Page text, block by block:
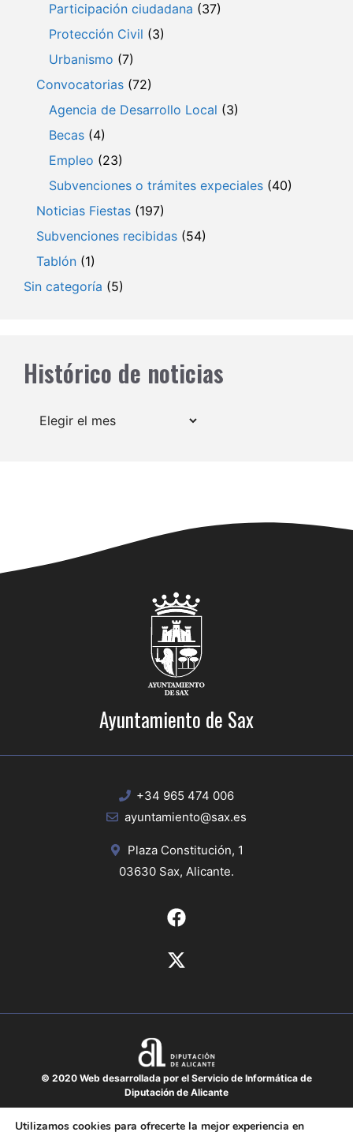
Participación ciudadana (37)
Protección Civil (3)
Urbanismo (7)
Convocatorias (72)
Agencia de Desarrollo Local (3)
Becas (4)
Empleo (23)
Subvenciones o trámites expeciales (40)
Noticias Fiestas (197)
Subvenciones recibidas (54)
Tablón (1)
Sin categoría (5)
Histórico de noticias
Archivos
Ayuntamiento de Sax
+34 965 474 006
ayuntamiento@sax.es
Plaza Constitución, 1
03630 Sax, Alicante.
© 2020 Web desarrollada por el Servicio de Informática de
Diputación de Alicante
Aviso legal
Utilizamos cookies para ofrecerte la mejor experiencia en